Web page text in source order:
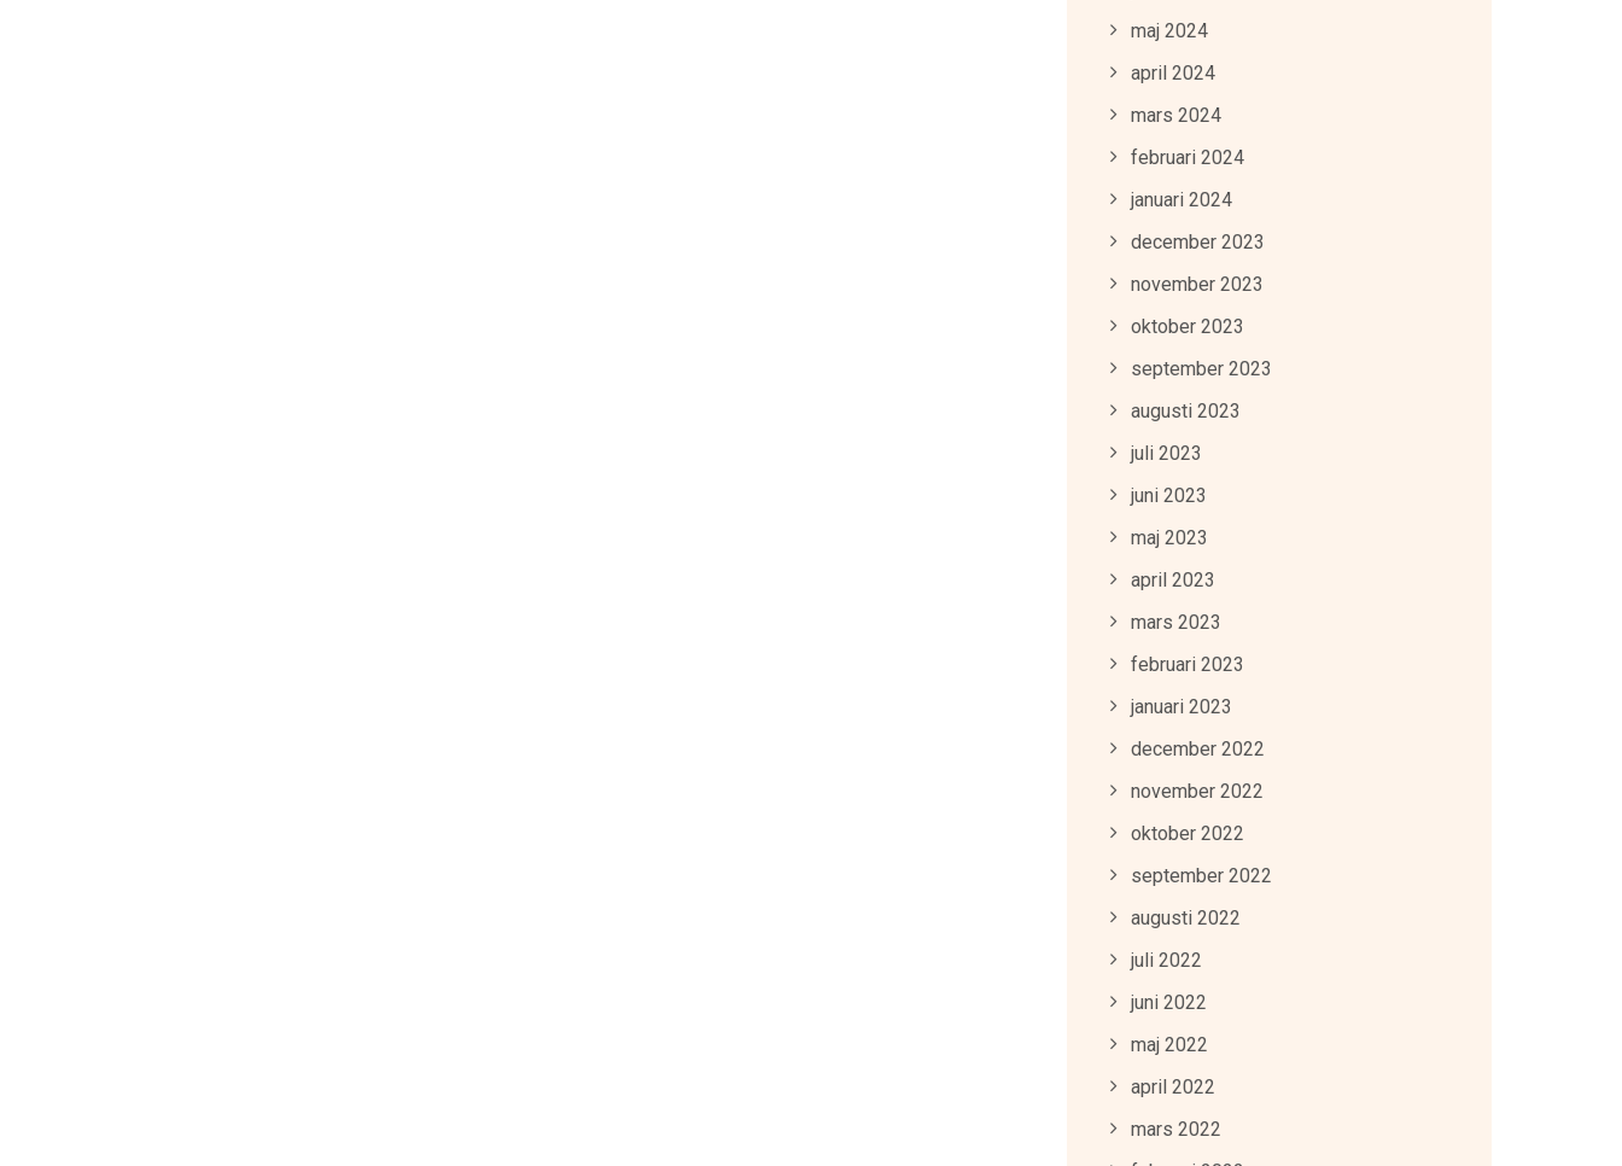
maj 2024
april 2024
mars 2024
februari 2024
januari 2024
december 2023
november 2023
oktober 2023
september 2023
augusti 2023
juli 2023
juni 2023
maj 2023
april 2023
mars 2023
februari 2023
januari 2023
december 2022
november 2022
oktober 2022
september 2022
augusti 2022
juli 2022
juni 2022
maj 2022
april 2022
mars 2022